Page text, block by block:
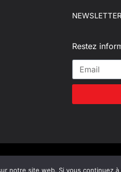
NEWSLETTER
Restez
notre site web. Si vous continuez